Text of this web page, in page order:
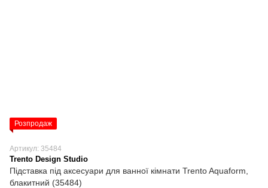
Розпродаж
Артикул: 35484
Trento Design Studio
Підставка під аксесуари для ванної кімнати Trento Aquaform,
блакитний (35484)